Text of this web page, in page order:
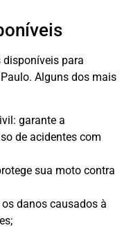
disponíveis para
Alguns dos mais
garante a
de acidentes com
sua moto contra
danos causados à